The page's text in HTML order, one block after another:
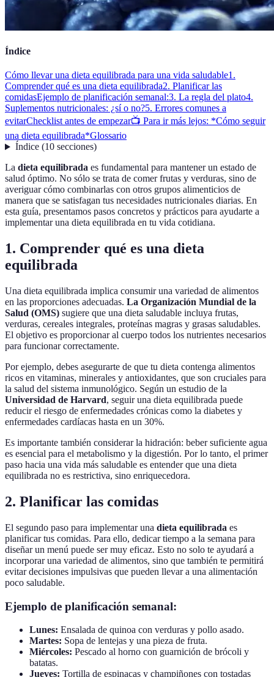
Índice
Cómo llevar una dieta equilibrada para una vida saludable1.
Comprender qué es una dieta equilibrada2. Planificar las
comidasEjemplo de planificación semanal:3. La regla del plato4.
Suplementos nutricionales: ¿sí o no?5. Errores comunes a
evitarChecklist antes de empezar📺 Para ir más lejos: *Cómo seguir
una dieta equilibrada*Glossario
Índice(10 secciones)
La dieta equilibrada es fundamental para mantener un estado de
salud óptimo. No sólo se trata de comer frutas y verduras, sino de
averiguar cómo combinarlas con otros grupos alimenticios de
manera que se satisfagan tus necesidades nutricionales diarias. En
esta guía, presentamos pasos concretos y prácticos para ayudarte a
implementar una dieta equilibrada en tu vida cotidiana.
1. Comprender qué es una dieta
equilibrada
Una dieta equilibrada implica consumir una variedad de alimentos
en las proporciones adecuadas. La Organización Mundial de la
Salud (OMS) sugiere que una dieta saludable incluya frutas,
verduras, cereales integrales, proteínas magras y grasas saludables.
El objetivo es proporcionar al cuerpo todos los nutrientes necesarios
para funcionar correctamente.
Por ejemplo, debes asegurarte de que tu dieta contenga alimentos
ricos en vitaminas, minerales y antioxidantes, que son cruciales para
la salud del sistema inmunológico. Según un estudio de la
Universidad de Harvard, seguir una dieta equilibrada puede
reducir el riesgo de enfermedades crónicas como la diabetes y
enfermedades cardíacas hasta en un 30%.
Es importante también considerar la hidración: beber suficiente agua
es esencial para el metabolismo y la digestión. Por lo tanto, el primer
paso hacia una vida más saludable es entender que una dieta
equilibrada no es restrictiva, sino enriquecedora.
2. Planificar las comidas
El segundo paso para implementar una dieta equilibrada es
planificar tus comidas. Para ello, dedicar tiempo a la semana para
diseñar un menú puede ser muy eficaz. Esto no solo te ayudará a
incorporar una variedad de alimentos, sino que también te permitirá
evitar decisiones impulsivas que pueden llevar a una alimentación
poco saludable.
Ejemplo de planificación semanal:
Lunes: Ensalada de quinoa con verduras y pollo asado.
Martes: Sopa de lentejas y una pieza de fruta.
Miércoles: Pescado al horno con guarnición de brócoli y
batatas.
Jueves: Tortilla de espinacas y champiñones con tostadas